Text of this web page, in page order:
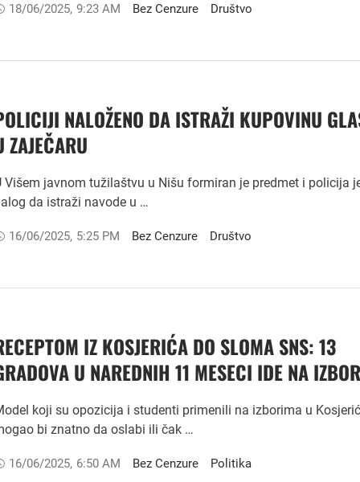
18/06/2025, 9:23 AM Bez Cenzure Društvo
NALOŽENO DA ISTRAŽI KUPOVINU
ZAJEČARU
Višem javnom tužilaštvu u Nišu formiran je predmet i policija
da istraži navode u …
16/06/2025, 5:25 PM Bez Cenzure Društvo
IZ KOSJERIĆA DO SLOMA SNS: 13
U NAREDNIH 11 MESECI IDE NA
koji su opozicija i studenti primenili na izborima u
bi znatno da oslabi ili čak …
16/06/2025, 6:50 AM Bez Cenzure Politika